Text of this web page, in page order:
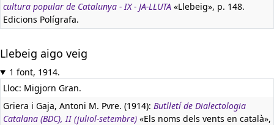
cultura popular de Catalunya - IX - JA-LLUTA «Llebeig», p. 148.
Edicions Polígrafa.
Llebeig aigo veig
1 font, 1914.
Lloc: Migjorn Gran.
Griera i Gaja, Antoni M. Pvre. (1914): Butlletí de Dialectologia
Catalana (BDC), II (juliol-setembre) «Els noms dels vents en català»,